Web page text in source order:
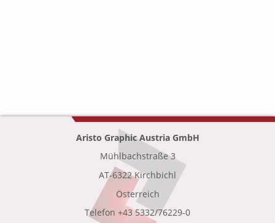
Aristo Graphic Austria GmbH
Mühlbachstraße 3
AT-6322 Kirchbichl
Österreich
Telefon +43 5332/76229-0